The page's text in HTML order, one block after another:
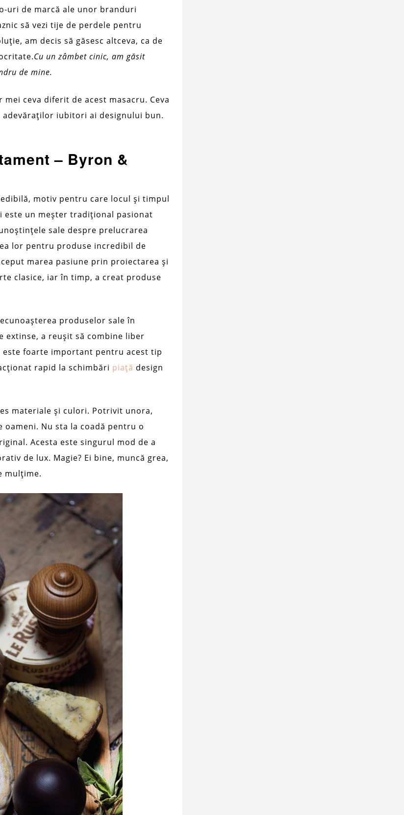
uri de marcă ale unor branduri
să vezi tije de perdele pentru
am decis să găsesc altceva, ca de
Cu un zâmbet cinic, am găsit
de mine.
ceva diferit de acest masacru. Ceva
iubitori ai designului bun.
– ​​Byron &
motiv pentru care locul și timpul
este un meșter tradițional pasionat
sale despre prelucrarea
lor pentru produse incredibil de
marea pasiune prin proiectarea și
clasice, iar în timp, a creat produse
produselor sale în
extinse, a reușit să combine liber
este foarte important pentru acest tip
rapid la schimbări piaţă design
materiale și culori. Potrivit unora,
Nu sta la coadă pentru o
Acesta este singurul mod de a
de lux. Magie? Ei bine, muncă grea,
mulțime.